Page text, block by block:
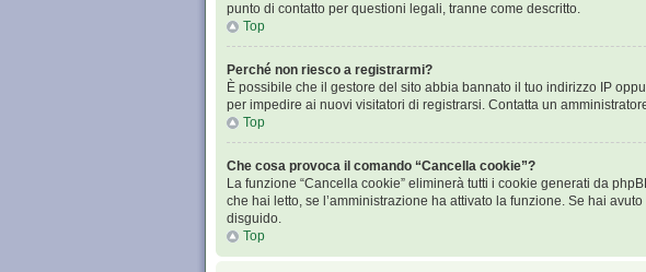
punto di contatto per questioni legali, tranne come descritto.
Top
Perché non riesco a registrarmi?
È possibile che il gestore del sito abbia bannato il tuo indirizzo IP
per impedire ai nuovi visitatori di registrarsi. Contatta un
Top
Che cosa provoca il comando “Cancella cookie”?
La funzione “Cancella cookie” eliminerà tutti i cookie generati da
che hai letto, se l’amministrazione ha attivato la funzione. Se hai
disguido.
Top